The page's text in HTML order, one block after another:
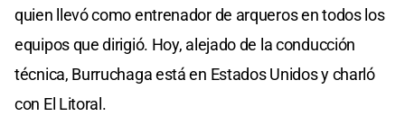
quien llevó como entrenador de arqueros en todos los
equipos que dirigió. Hoy, alejado de la conducción
técnica, Burruchaga está en Estados Unidos y charló
con El Litoral.